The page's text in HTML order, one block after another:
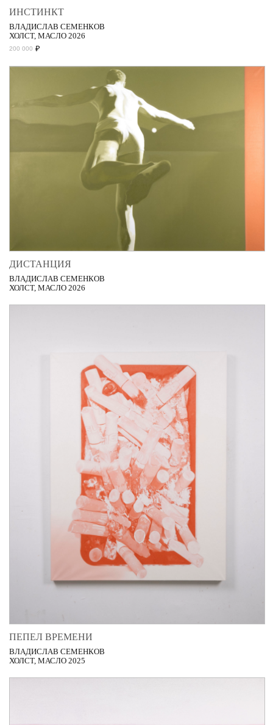
ИНСТИНКТ
ВЛАДИСЛАВ СЕМЕНКОВ
ХОЛСТ, МАСЛО 2026
200 000 ₽
ДИСТАНЦИЯ
ВЛАДИСЛАВ СЕМЕНКОВ
ХОЛСТ, МАСЛО 2026
ПЕПЕЛ ВРЕМЕНИ
ВЛАДИСЛАВ СЕМЕНКОВ
ХОЛСТ, МАСЛО 2025